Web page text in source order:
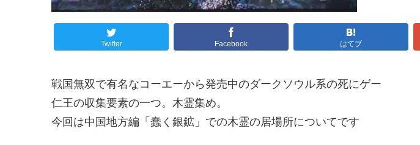
Twitter Facebook はてブ
戦国無双で有名なコーエーから発売中のダークソウル系の死にゲー
仁王の収集要素の一つ。木霊集め。
今回は中国地方編「蠢く銀鉱」での木霊の居場所についてです